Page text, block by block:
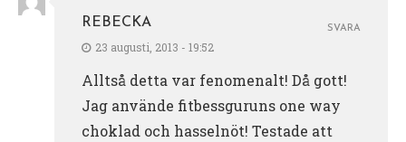
REBECKA
23 augusti, 2013 - 19:52
Alltså detta var fenomenalt! Då gott!
Jag använde fitbessguruns one way
choklad och hasselnöt! Testade att
SVARA